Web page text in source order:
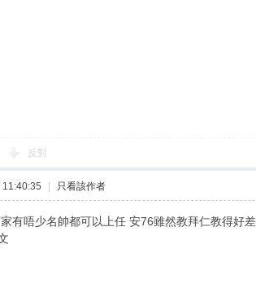
反對
只看該作者
有唔少名帥都可以上任 安76雖然教拜仁教得好